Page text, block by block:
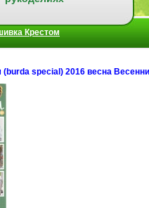
Крестом
special) 2016 весна